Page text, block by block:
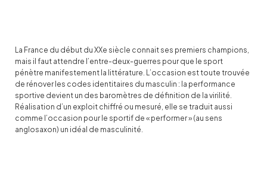
La France du début du XXe siècle connait ses premiers champions,
mais il faut attendre l’entre-deux-guerres pour que le sport
pénètre manifestement la littérature. L’occasion est toute trouvée
de rénover les codes identitaires du masculin : la performance
sportive devient un des baromètres de définition de la virilité.
Réalisation d’un exploit chiffré ou mesuré, elle se traduit aussi
comme l’occasion pour le sportif de « performer » (au sens
anglosaxon) un idéal de masculinité.